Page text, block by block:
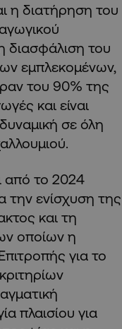
η διατήρηση του
διασφάλιση του
εμπλεκομένων,
του 90% της
και είναι
σε όλη
από το 2024
την ενίσχυση της
και τη
οποίων η
για το
πλαισίου για